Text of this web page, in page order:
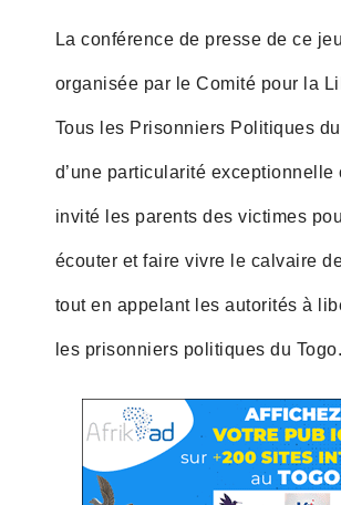
La conférence de presse de ce
organisée par le Comité pour la
Tous les Prisonniers Politiques
d’une particularité exceptionnelle
invité les parents des victimes
écouter et faire vivre le calvaire
tout en appelant les autorités à
les prisonniers politiques du Togo.